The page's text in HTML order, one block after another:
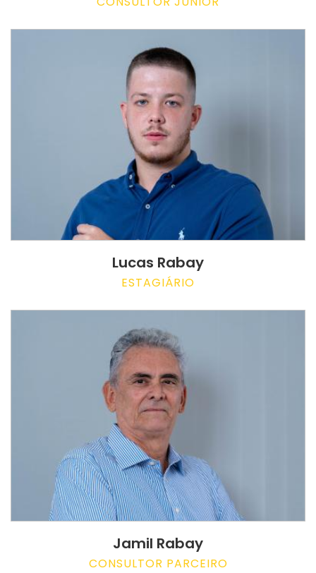
Lucas Rabay
ESTAGIÁRIO
Jamil Rabay
CONSULTOR PARCEIRO